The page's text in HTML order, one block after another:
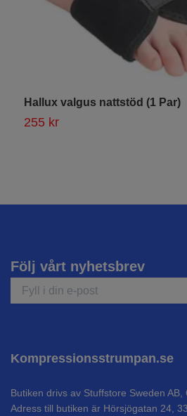
Hallux valgus nattstöd (1 Par)
255 kr
Följ vårt nyhetsbrev
Kompressionsstrumpan.se
Butiken drivs av Stuffstore Sweden AB,
Adress till butiken är Hörsjögatan 24,